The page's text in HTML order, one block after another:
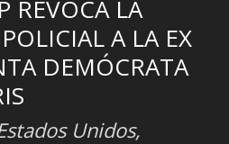
REVOCA LA
A LA EX
DEMÓCRATA
Unidos,